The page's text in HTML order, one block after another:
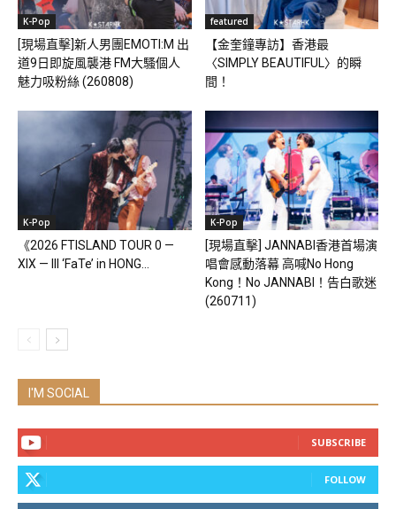
K-Pop
[現場直擊]新人男團EMOTI:M 出
道9日即旋風襲港 FM大騷個人
魅力吸粉絲 (260808)
featured
【金奎鐘專訪】香港最
〈SIMPLY BEAUTIFUL〉的瞬
間！
K-Pop
《2026 FTISLAND TOUR 0 —
XIX — III ‘FaTe’ in HONG...
K-Pop
[現場直擊] JANNABI香港首場演
唱會感動落幕 高喊No Hong
Kong！No JANNABI！告白歌迷
(260711)
I'M SOCIAL
SUBSCRIBE
FOLLOW